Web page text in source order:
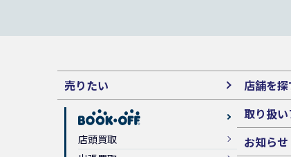
売りたい
店頭買取
店舗を探
取り扱
お知らせ